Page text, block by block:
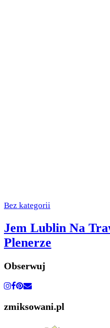
Bez kategorii
Jem Lublin Na
Plenerze
Obserwuj
zmiksowani.pl